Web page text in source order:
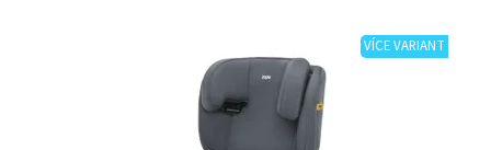
VÍCE VARIANT
Skladem